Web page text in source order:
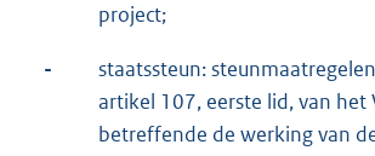
project;
-
staatssteun:
artikel 107, eerste lid, van het
betreffende de werking van